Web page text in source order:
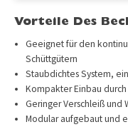
Vorteile Des
Geeignet für den
Schüttgütern
Staubdichtes System,
Kompakter Einbau
Geringer Verschleiß und
Modular aufgebaut und